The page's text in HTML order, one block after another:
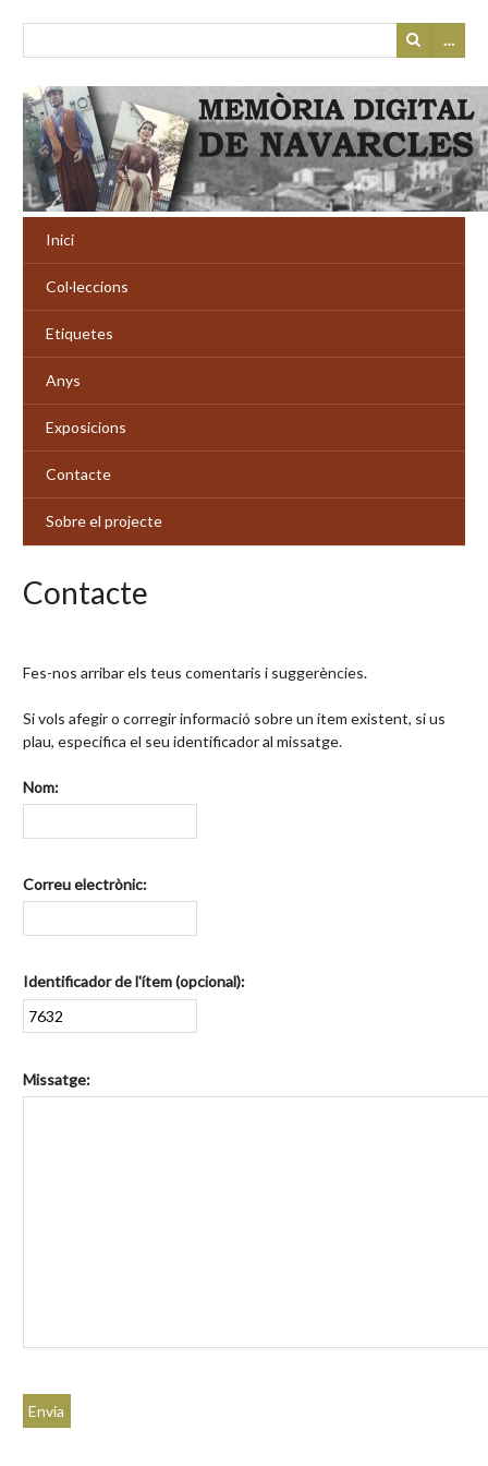
…
Inici
Col·leccions
Etiquetes
Anys
Exposicions
Contacte
Sobre el projecte
Contacte
Fes-nos arribar els teus comentaris i suggerències.
Si vols afegir o corregir informació sobre un ítem existent, si us
plau, especifica el seu identificador al missatge.
Nom:
Correu electrònic:
Identificador de l'ítem (opcional):
Missatge: